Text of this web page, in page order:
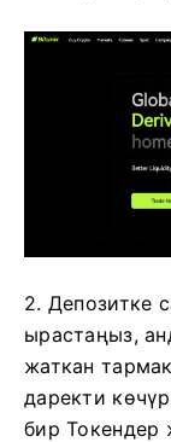
2. Депозитке
ырастаңыз,
жаткан
даректи
бир Токендер